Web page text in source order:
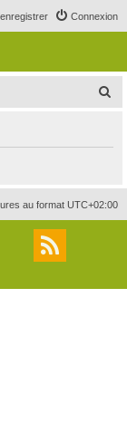
Connexion
r
c
r
au format UTC+02:00